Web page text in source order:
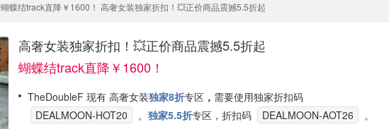
蝴蝶结track直降￥1600！ 高奢女装独家折扣！💥正价商品震撼5.5折起
高奢女装独家折扣！💥正价商品震撼5.5折起
蝴蝶结track直降￥1600！
TheDoubleF 现有 高奢女装独家8折专区 ， 需要使用独家折扣码
DEALMOON-HOT20
。 独家5.5折专区，折扣码 DEALMOON-AOT26
。